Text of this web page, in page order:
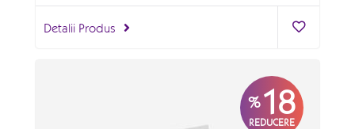
Detalii Produs
%18
REDUCERE